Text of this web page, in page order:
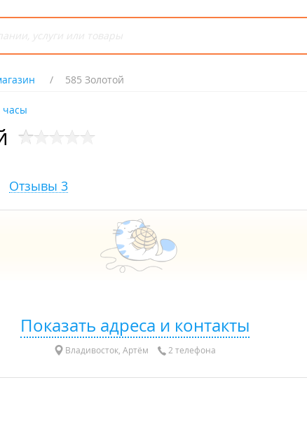
585 Золотой
Отзывы 3
Показать адреса и контакты
Владивосток, Артём 2 телефона